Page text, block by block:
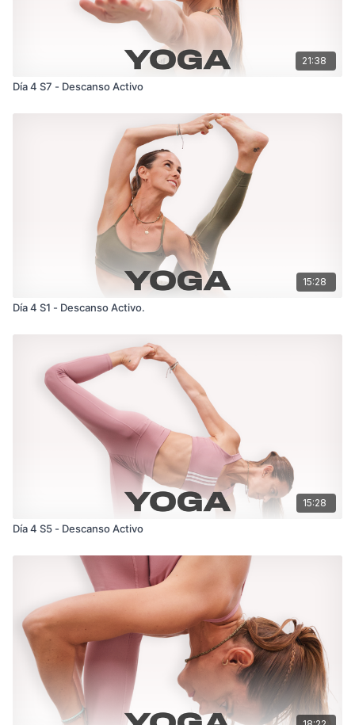
21:38
Día 4 S7 - Descanso Activo
15:28
Día 4 S1 - Descanso Activo.
15:28
Día 4 S5 - Descanso Activo